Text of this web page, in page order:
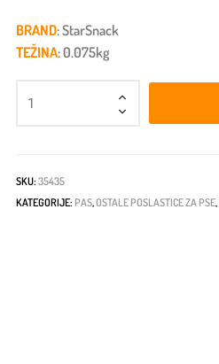
BRAND: StarSnack
TEŽINA: 0.075kg
SKU:35435
KATEGORIJE: PAS,OSTALE POSLASTICE ZA PSE,